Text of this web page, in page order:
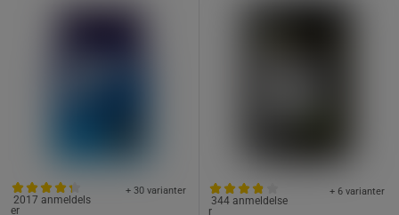
+ 30 varianter
2017 anmeldels
er
+ 6 varianter
344 anmeldelse
r